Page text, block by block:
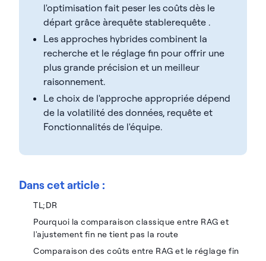
l'optimisation fait peser les coûts dès le
départ grâce àrequête stablerequête .
Les approches hybrides combinent la
recherche et le réglage fin pour offrir une
plus grande précision et un meilleur
raisonnement.
Le choix de l'approche appropriée dépend
de la volatilité des données, requête et
Fonctionnalités de l'équipe.
Dans cet article :
TL;DR
Pourquoi la comparaison classique entre RAG et
l'ajustement fin ne tient pas la route
Comparaison des coûts entre RAG et le réglage fin